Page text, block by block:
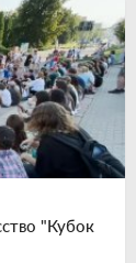
"Кубок